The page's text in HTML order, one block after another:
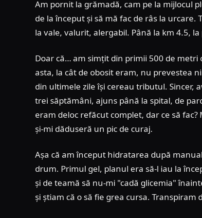
Am pornit la grămadă, cam pe la mijlocul
de la început și să mă fac de râs la
la vale, valurit, alergabil. Până la km 4.5,
Doar că… am simțit din primii 500 de
asta, la cât de obosit eram, nu prevestea
din ultimele zile își cereau tributul. Sincer,
trei săptămâni, ajuns până la spital, de
eram deloc refăcut complet, dar ce să
și-mi dăduseră un pic de curaj.
Așa că am început hidratarea după
drum. Primul gel, planul era să-l iau la
și de teamă să nu-mi "cadă glicemia"
și știam că o să fie grea cursa. Transpiram